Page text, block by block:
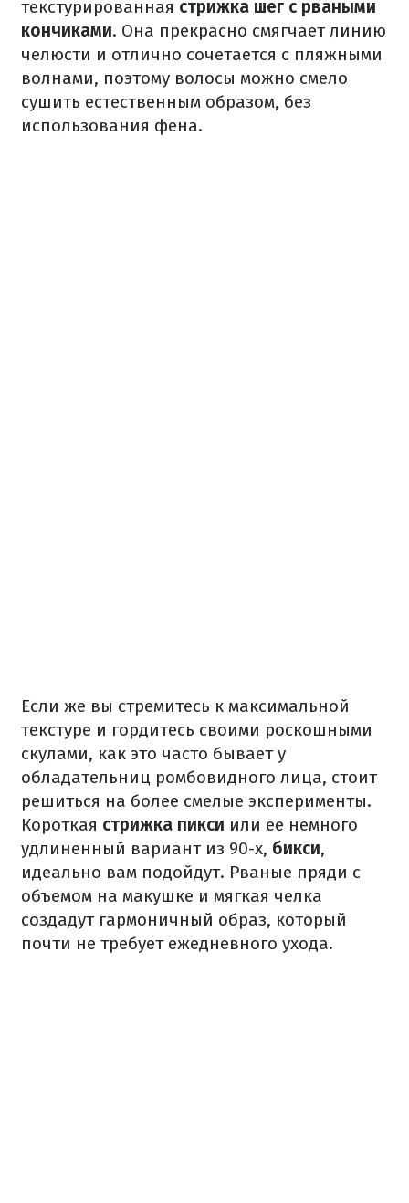
текстурированная стрижка шег с рваными
кончиками. Она прекрасно смягчает линию
челюсти и отлично сочетается с пляжными
волнами, поэтому волосы можно смело
сушить естественным образом, без
использования фена.
Если же вы стремитесь к максимальной
текстуре и гордитесь своими роскошными
скулами, как это часто бывает у
обладательниц ромбовидного лица, стоит
решиться на более смелые эксперименты.
Короткая стрижка пикси или ее немного
удлиненный вариант из 90-х, бикси,
идеально вам подойдут. Рваные пряди с
объемом на макушке и мягкая челка
создадут гармоничный образ, который
почти не требует ежедневного ухода.